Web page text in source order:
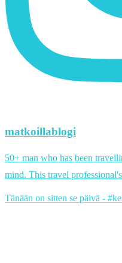
matkoillablogi
50+ man who has been
mind. This travel
Tänään on sitten se päivä -